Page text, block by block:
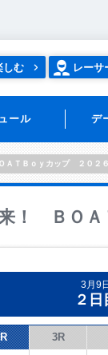
しむ レーサ
ール デ
ＡＴＢｏｙカップ ２０２
！ ＢＯ
3月9
２日
3R